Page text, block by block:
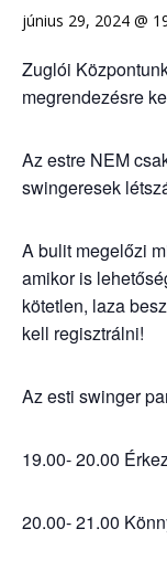
június 29, 2024 @
Zuglói
megrendezésre
Az estre NEM
swingeresek
A bulit megelőzi
amikor is
kötetlen, laza
kell regisztrálni!
Az esti swinger
19.00- 20.00
20.00- 21.00